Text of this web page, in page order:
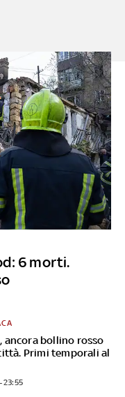
6 morti.
ancora bollino rosso
Primi temporali al
23:55